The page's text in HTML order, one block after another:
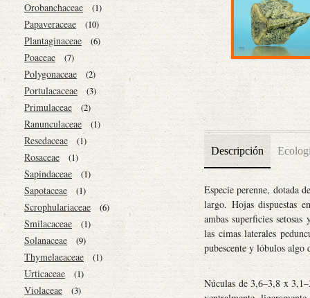
Orobanchaceae (1)
Papaveraceae (10)
Plantaginaceae (6)
Poaceae (7)
Polygonaceae (2)
Portulacaceae (3)
Primulaceae (2)
Ranunculaceae (1)
Resedaceae (1)
Rosaceae (1)
Sapindaceae (1)
Sapotaceae (1)
Scrophulariaceae (6)
Smilacaceae (1)
Solanaceae (9)
Thymelaeaceae (1)
Urticaceae (1)
Violaceae (3)
Descripción
Especie perenne, dotada
largo. Hojas dispuestas
ambas superficies
las cimas laterales
pubescente y lóbulos
Núculas de 3,6–3,8 x